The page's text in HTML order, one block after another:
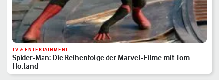
TV & ENTERTAINMENT
Spider-Man: Die Reihenfolge der Marvel-Filme mit Tom
Holland